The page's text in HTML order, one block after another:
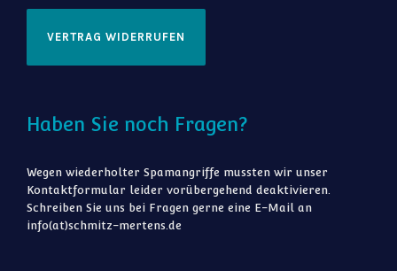
VERTRAG WIDERRUFEN
Haben Sie noch Fragen?
Wegen wiederholter Spamangriffe mussten wir unser
Kontaktformular leider vorübergehend deaktivieren.
Schreiben Sie uns bei Fragen gerne eine E-Mail an
info(at)schmitz-mertens.de